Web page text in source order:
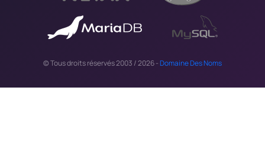
© Tous droits réservés 2003 / 2026 -Domaine Des Noms